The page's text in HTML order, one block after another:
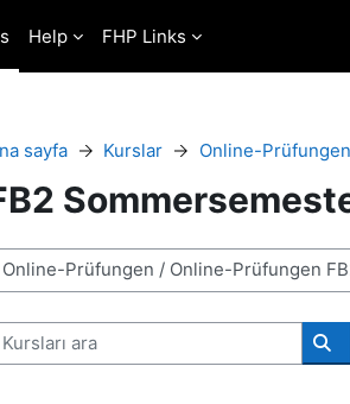
Help FHP Links
sayfa Kurslar Online-Prüfungen
Kategorileri
ara